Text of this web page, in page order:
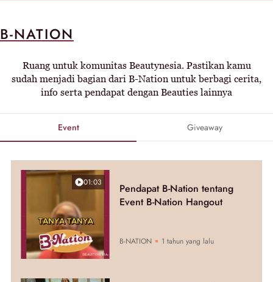
B-NATION
Ruang untuk komunitas Beautynesia. Pastikan kamu
sudah menjadi bagian dari B-Nation untuk berbagi cerita,
info serta pendapat dengan Beauties lainnya
Event Giveaway
01:03
Pendapat B-Nation tentang
Event B-Nation Hangout
B-NATION 1 tahun yang lalu